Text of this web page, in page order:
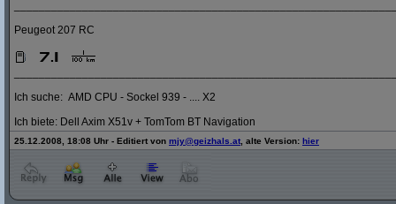
Peugeot 207 RC
Ich suche: AMD CPU - Sockel 939 - .... X2
Ich biete: Dell Axim X51v + TomTom BT Navigation
25.12.2008, 18:08 Uhr - Editiert von mjy@geizhals.at , alte Version: hier